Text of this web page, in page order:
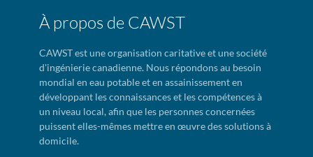
À propos de CAWST
CAWST est une organisation caritative et une société
d'ingénierie canadienne. Nous répondons au besoin
mondial en eau potable et en assainissement en
développant les connaissances et les compétences à
un niveau local, afin que les personnes concernées
puissent elles-mêmes mettre en œuvre des solutions à
domicile.